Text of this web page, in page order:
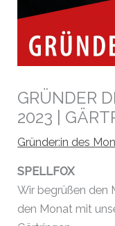
GRÜNDER
2023 |
Gründer:in des
SPELLFOX
Wir begrüßen den
den Monat mit